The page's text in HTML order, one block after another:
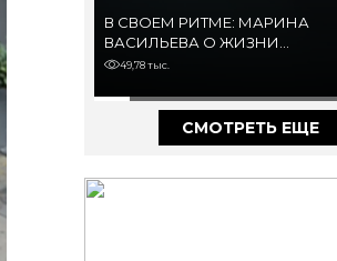
В СВОЕМ РИТМЕ: МАРИНА
ВАСИЛЬЕВА О ЖИЗНИ
В ДЕРЕВНЕ И МЕГАПОЛИСЕ,
ИЗ САМЫХ СЛОЖНЫХ РОЛЕЙ
В КАРЬЕРЕ
49,78 тыс.
СМОТРЕТЬ ЕЩЕ